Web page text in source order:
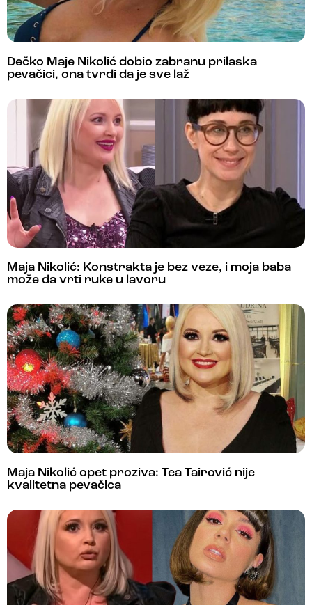
Dečko Maje Nikolić dobio zabranu prilaska
pevačici, ona tvrdi da je sve laž
Maja Nikolić: Konstrakta je bez veze, i moja baba
može da vrti ruke u lavoru
Maja Nikolić opet proziva: Tea Tairović nije
kvalitetna pevačica